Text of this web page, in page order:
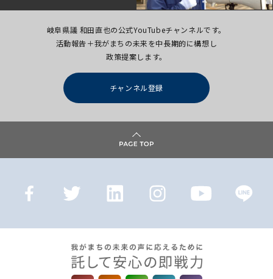
岐阜県議 和田直也の公式YouTubeチャンネルです。
活動報告＋我がまちの未来を中長期的に構想し
政策提案します。
チャンネル登録